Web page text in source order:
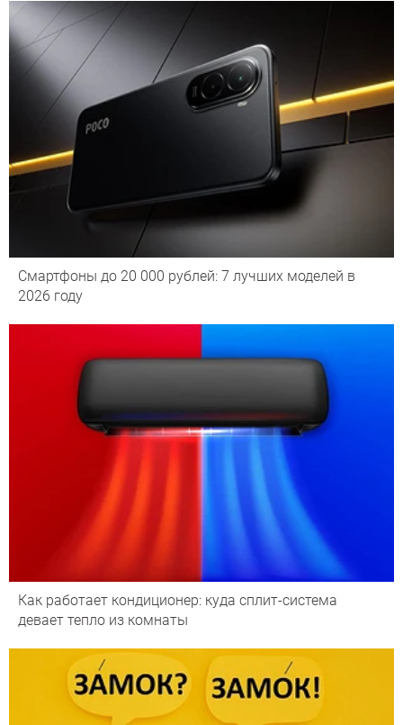
Смартфоны до 20 000 рублей: 7 лучших моделей в
2026 году
Как работает кондиционер: куда сплит-система
девает тепло из комнаты